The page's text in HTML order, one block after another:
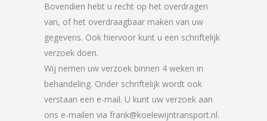
Bovendien hebt u recht op het overdragen
van, of het overdraagbaar maken van uw
gegevens. Ook hiervoor kunt u een schriftelijk
verzoek doen.
Wij nemen uw verzoek binnen 4 weken in
behandeling. Onder schriftelijk wordt ook
verstaan een e-mail. U kunt uw verzoek aan
ons e-mailen via frank@koelewijntransport.nl.